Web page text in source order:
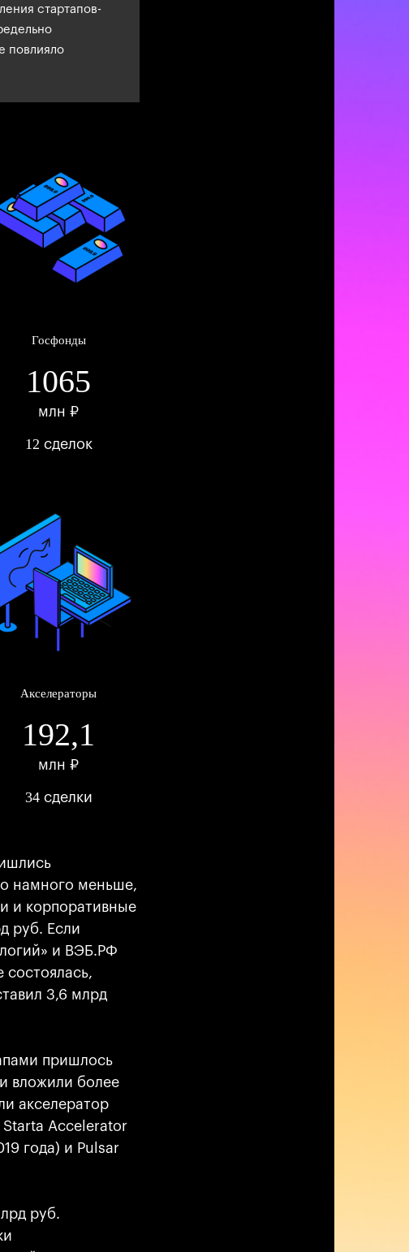
стартапов-
повлияло
Госфонды
1065
млн ₽
12 сделок
Акселераторы
192,1
млн ₽
34сделки
намного меньше,
и корпоративные
руб. Если
и ВЭБ.РФ
состоялась,
3,6 млрд
пришлось
вложили более
акселератор
Accelerator
года) и Pulsar
руб.